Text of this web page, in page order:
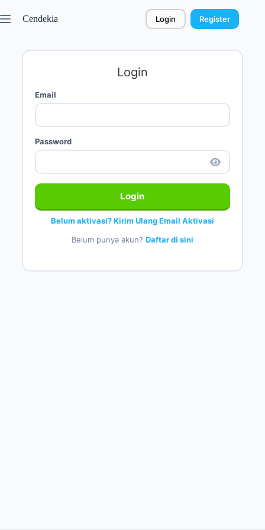
Cendekia Login Register
Login
Email
Password
Login
Belum aktivasi? Kirim Ulang Email Aktivasi
Belum punya akun? Daftar di sini